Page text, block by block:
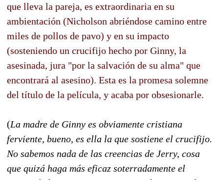
que lleva la pareja, es extraordinaria en su
ambientación (Nicholson abriéndose camino entre
miles de pollos de pavo) y en su impacto
(sosteniendo un crucifijo hecho por Ginny, la
asesinada, jura "por la salvación de su alma" que
encontrará al asesino). Esta es la promesa solemne
del título de la película, y acaba por obsesionarle.
(La madre de Ginny es obviamente cristiana
ferviente, bueno, es ella la que sostiene el crucifijo.
No sabemos nada de las creencias de Jerry, cosa
que quizá haga más eficaz soterradamente el